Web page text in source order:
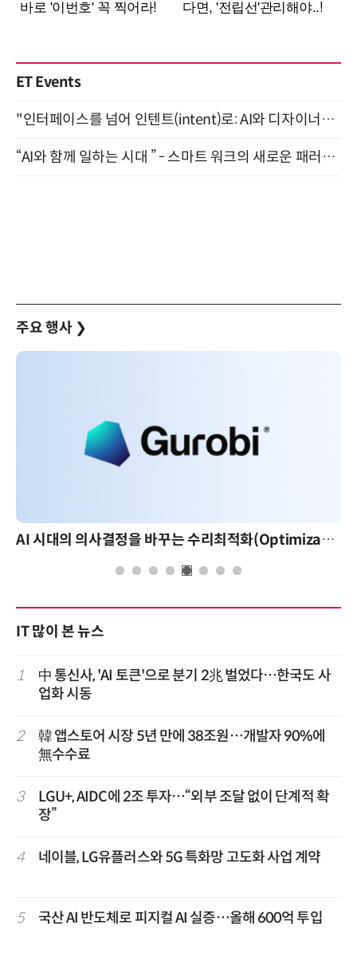
ET Events
"인터페이스를 넘어 인텐트(intent)로: AI와 디자이너가 함께 만드는 공존의 UX" 강남역 (9/2)
“AI와 함께 일하는 시대 ” - 스마트 워크의 새로운 패러다임 (9/11)
주요 행사 ❯
AI 시대의 의사결정을 바꾸는 수리최적화(Optimization): 실제 산업 적용 사례와 활용 전략
IT 많이 본 뉴스
1
中 통신사, 'AI 토큰'으로 분기 2兆 벌었다…한국도 사
업화 시동
2
韓 앱스토어 시장 5년 만에 38조원…개발자 90%에
無수수료
3
LGU+, AIDC에 2조 투자…“외부 조달 없이 단계적 확
장”
4 네이블, LG유플러스와 5G 특화망 고도화 사업 계약
5 국산 AI 반도체로 피지컬 AI 실증…올해 600억 투입